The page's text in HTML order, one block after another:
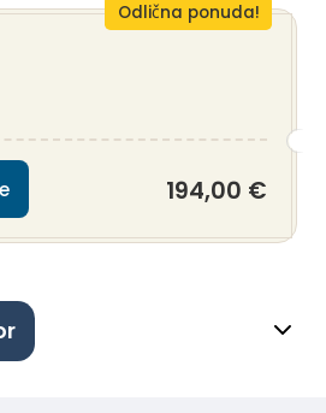
Odlična ponuda!
194,00 €